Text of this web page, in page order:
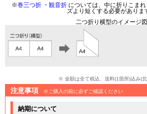
※巻三つ折 ・ 観音折 については、中に折りこま
ズより短くする必要がありま
二つ折り横型のイメージ図
※ 金額は全て税込、送料(1箇所)込み(
注意事項 ※ご購入の前に必ずご確認ください
納期について